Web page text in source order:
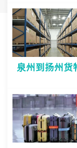
泉州到扬州货